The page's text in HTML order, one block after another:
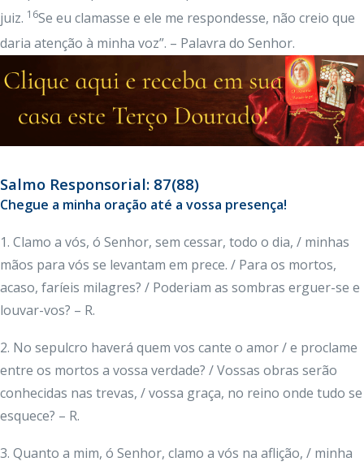
juiz. 16Se eu clamasse e ele me respondesse, não creio que
daria atenção à minha voz”. – Palavra do Senhor.
Salmo Responsorial: 87(88)
Chegue a minha oração até a vossa presença!
1. Clamo a vós, ó Senhor, sem cessar, todo o dia, / minhas
mãos para vós se levantam em prece. / Para os mortos,
acaso, faríeis milagres? / Poderiam as sombras erguer-se e
louvar-vos? – R.
2. No sepulcro haverá quem vos cante o amor / e proclame
entre os mortos a vossa verdade? / Vossas obras serão
conhecidas nas trevas, / vossa graça, no reino onde tudo se
esquece? – R.
3. Quanto a mim, ó Senhor, clamo a vós na aflição, / minha